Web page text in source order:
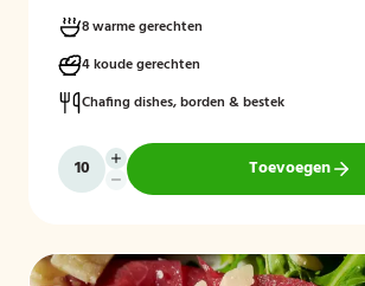
8 warme gerechten
4 koude gerechten
Chafing dishes, borden & bestek
Toevoegen